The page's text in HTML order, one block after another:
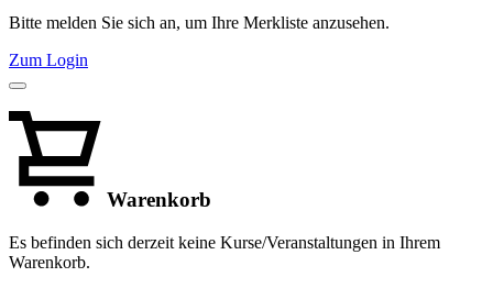
Bitte melden Sie sich an, um Ihre Merkliste anzusehen.
Zum Login
Warenkorb
Es befinden sich derzeit keine Kurse/Veranstaltungen in Ihrem
Warenkorb.